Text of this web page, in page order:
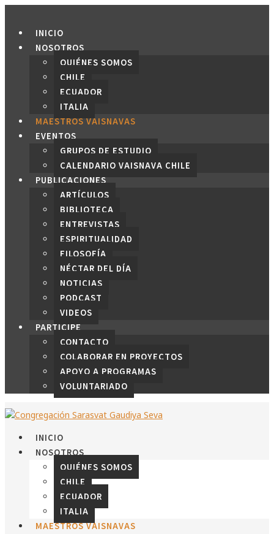
contenidoINICIO
NOSOTROS
QUIÉNES SOMOS
CHILE
ECUADOR
ITALIA
MAESTROS VAISNAVAS
EVENTOS
GRUPOS DE ESTUDIO
CALENDARIO VAISNAVA CHILE
PUBLICACIONES
ARTÍCULOS
BIBLIOTECA
ENTREVISTAS
ESPIRITUALIDAD
FILOSOFÍA
NÉCTAR DEL DÍA
NOTICIAS
PODCAST
VIDEOS
PARTICIPE
CONTACTO
COLABORAR EN PROYECTOS
APOYO A PROGRAMAS
VOLUNTARIADO
INICIO
NOSOTROS
QUIÉNES SOMOS
CHILE
ECUADOR
ITALIA
MAESTROS VAISNAVAS